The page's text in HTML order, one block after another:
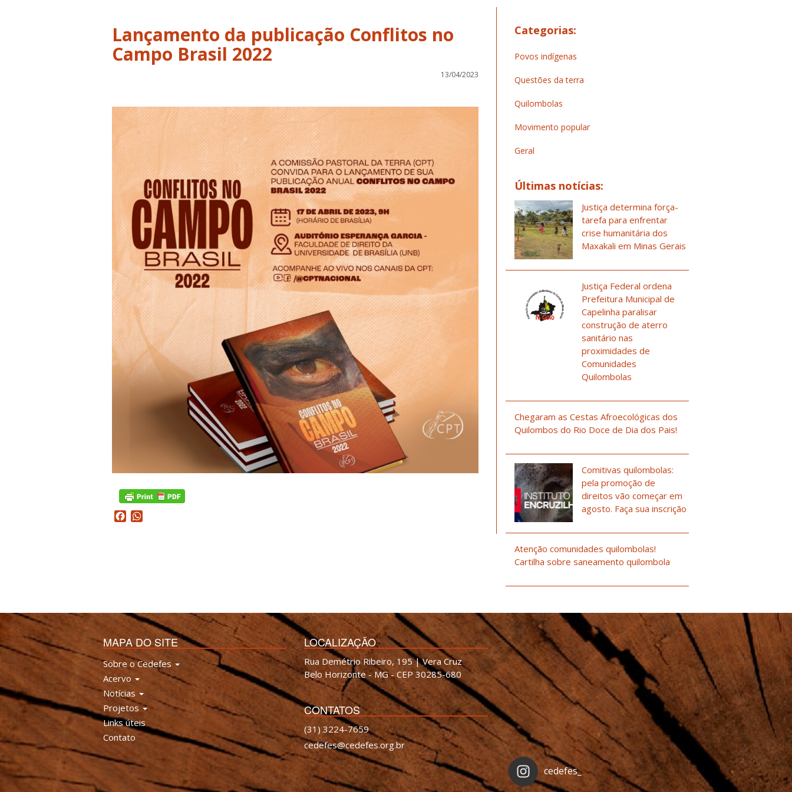
Lançamento da publicação Conflitos no
Campo Brasil 2022
13/04/2023
Facebook
Categorias:
Povos indígenas
Questões da terra
Quilombolas
Movimento popular
Geral
Últimas notícias:
Justiça determina força-
tarefa para enfrentar
crise humanitária dos
Maxakali em Minas Gerais
Justiça Federal ordena
Prefeitura Municipal de
Capelinha paralisar
construção de aterro
sanitário nas
proximidades de
Comunidades
Quilombolas
Chegaram as Cestas Afroecológicas dos
Quilombos do Rio Doce de Dia dos Pais!
Comitivas quilombolas:
pela promoção de
direitos vão começar em
agosto. Faça sua inscrição
Atenção comunidades quilombolas!
Cartilha sobre saneamento quilombola
MAPA DO SITE
Sobre o Cedefes
Acervo
Notícias
Projetos
Links úteis
Contato
LOCALIZAÇÃO
Rua Demétrio Ribeiro, 195 | Vera Cruz
Belo Horizonte - MG - CEP 30285-680
CONTATOS
(31) 3224-7659
cedefes@cedefes.org.br
cedefes_